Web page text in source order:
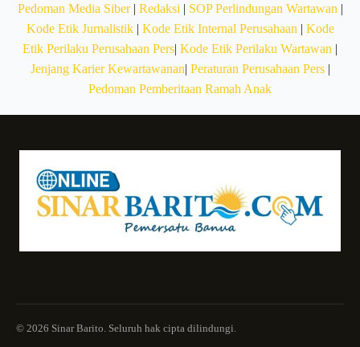
Pedoman Media Siber| Redaksi | SOP Perlindungan Wartawan |
Kode Etik Jurnalistik| Kode Etik Internal Perusahaan | Kode
Etik Perilaku Perusahaan Pers| Kode Etik Perilaku Wartawan |
Jenjang Karier Kewartawanan| Peraturan Perusahaan Pers|
Pedoman Pemberitaan Ramah Anak
© 2026 Sinar Barito. Seluruh hak cipta dilindungi.